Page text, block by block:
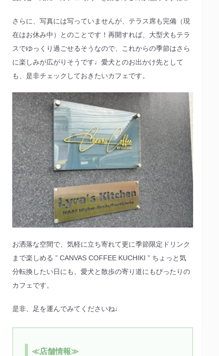
さらに、写真には写っていませんが、テラス席も完備（現
在はお休み中）とのことです！再開すれば、大型犬もテラ
スでゆっくり過ごせるそうなので、これからの季節はさら
に楽しみが広がりそうです♩愛犬とのお出かけ先として
も、是非チェックしておきたいカフェです。
お洒落な空間で、気軽に立ち寄れて更に季節限定ドリンク
まで楽しめる ” CANVAS COFFEE KUCHIKI ” ちょっと気
分転換したい日にも、愛犬と散歩の寄り道にもぴったりの
カフェです。
是非、足を運んでみてくださいね♩
≪店舗情報≫